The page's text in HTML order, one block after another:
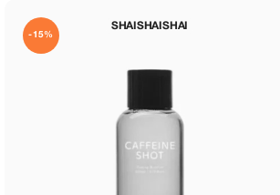
SHAISHAISHAI
-15%